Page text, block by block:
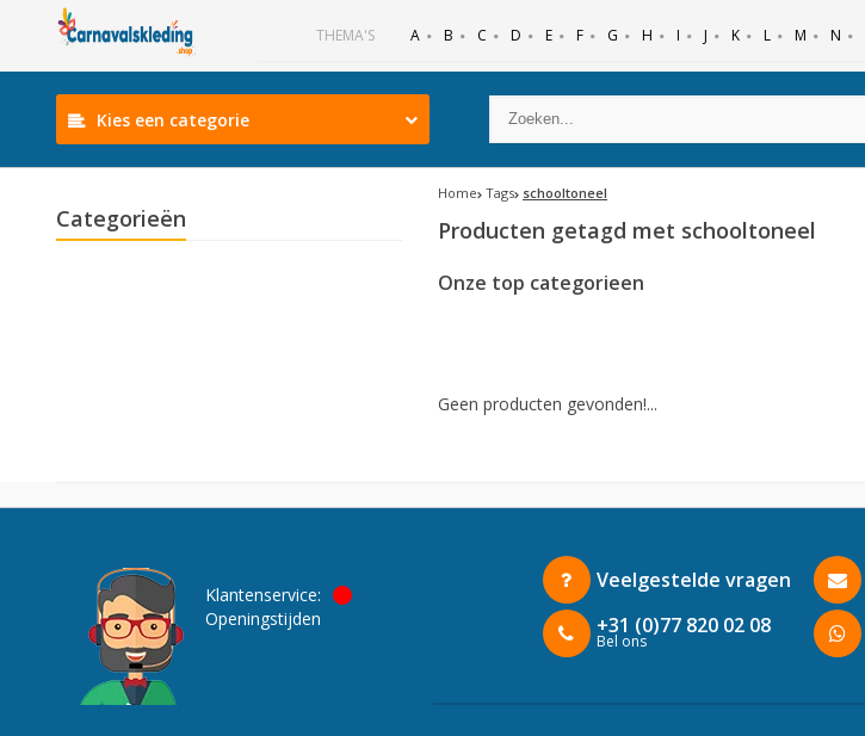
THEMA'S A B C D E F G H I J K L M N
Kies een categorie
Categorieën
Home Tags schooltoneel
Producten getagd met schooltoneel
Onze top categorieen
Geen producten gevonden!...
Klantenservice:
Openingstijden
Veelgestelde vragen
+31 (0)77 820 02 08
Bel ons